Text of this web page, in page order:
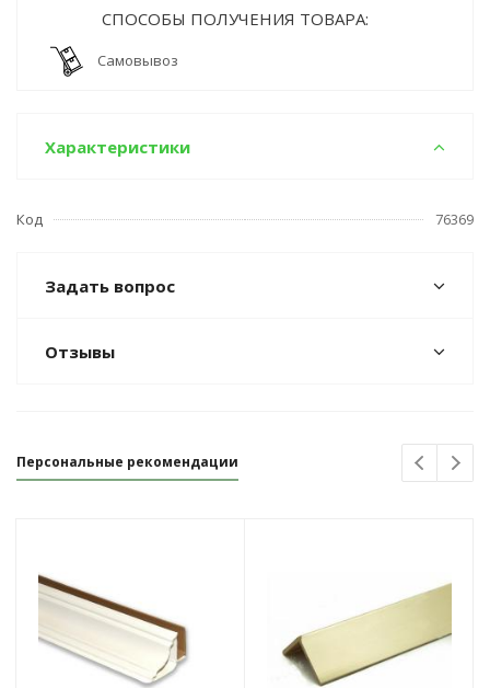
СПОСОБЫ ПОЛУЧЕНИЯ ТОВАРА:
Самовывоз
Характеристики
Код 76369
Задать вопрос
Отзывы
Персональные рекомендации